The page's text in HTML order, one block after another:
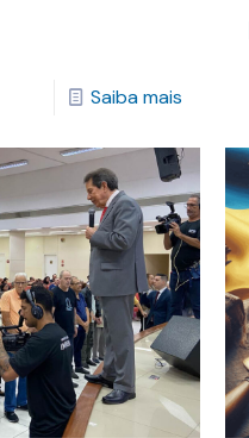
Saiba mais